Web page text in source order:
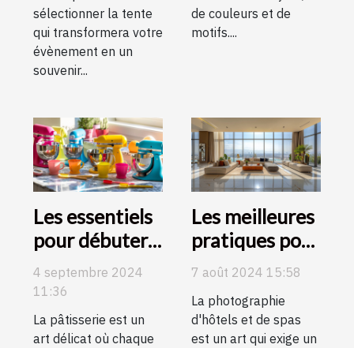
sélectionner la tente
qui transformera votre
évènement en un
souvenir...
de couleurs et de
motifs....
Les essentiels
pour débuter
en pâtisserie :
guide d'achat
et conseils
4 septembre 2024
11:36
La pâtisserie est un
art délicat où chaque
Les meilleures
pratiques pour
photographier
des spas
7 août 2024 15:58
La photographie
d'hôtels et de spas
est un art qui exige un